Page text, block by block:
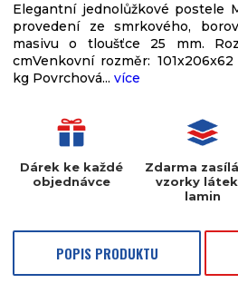
Elegantní jednolůžkové postele
provedení ze smrkového,
masivu o tloušťce 25 mm.
cmVenkovní rozměr:
kg Povrchová... více
Dárek ke každé
objednávce
Zdarma
vzorky
lamin
POPIS PRODUKTU